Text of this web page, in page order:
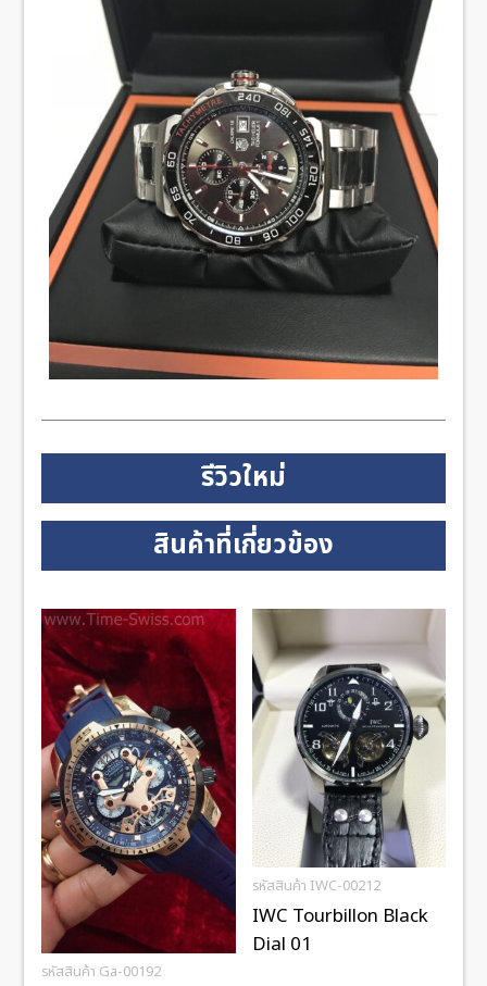
รีวิวใหม่
สินค้าที่เกี่ยวข้อง
รหัสสินค้า Ga-00192
รหัสสินค้า IWC-00212
IWC Tourbillon Black
Dial 01